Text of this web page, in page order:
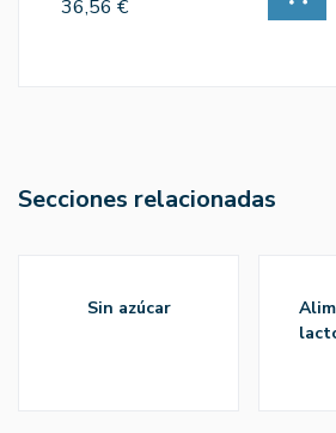
36,56 €
Secciones relacionadas
sin azúcar
alimentos sin